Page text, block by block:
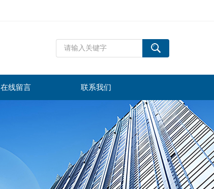
在线留言 联系我们